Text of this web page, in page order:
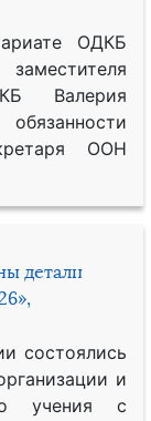
ОДКБ
Валерия
ООН
детали
состоялись
и
учения с